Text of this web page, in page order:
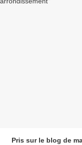
Pris sur le blog de